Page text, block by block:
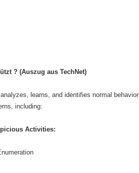
? (Auszug aus TechNet)
learns, and identifies normal
including:
Activities: